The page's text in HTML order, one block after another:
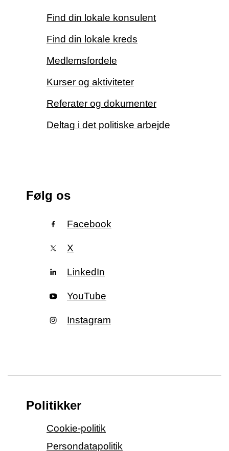
Find din lokale konsulent
Find din lokale kreds
Medlemsfordele
Kurser og aktiviteter
Referater og dokumenter
Deltag i det politiske arbejde
Følg os
Facebook
X
LinkedIn
YouTube
Instagram
Politikker
Cookie-politik
Persondatapolitik